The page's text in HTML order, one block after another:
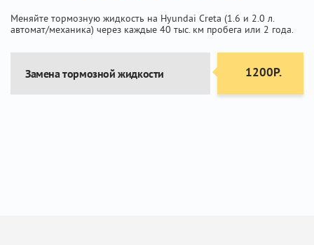
Меняйте тормозную жидкость на Hyundai Creta (1.6 и 2.0 л.
автомат/механика) через каждые 40 тыс. км пробега или 2 года.
Замена тормозной жидкости 1200Р.